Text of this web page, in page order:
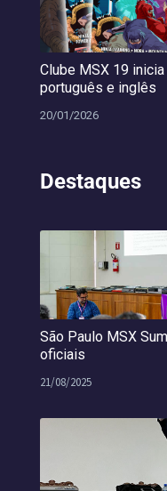
Clube MSX 19
português e inglês
20/01/2026
Destaques
São Paulo MSX
oficiais
21/08/2025